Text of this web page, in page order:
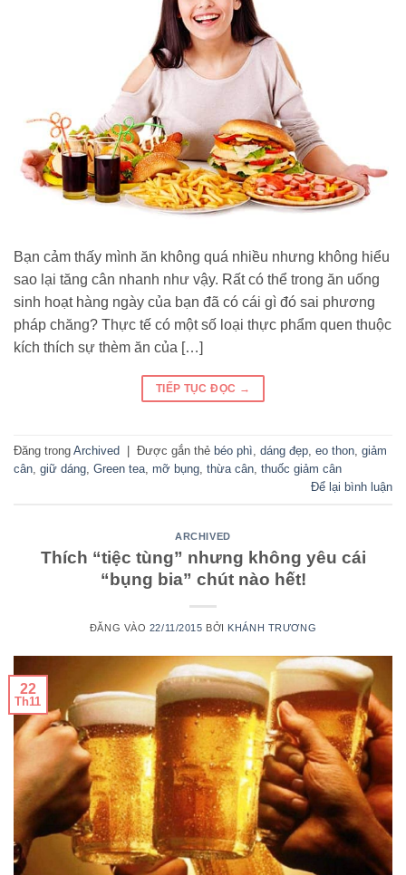
Bạn cảm thấy mình ăn không quá nhiều nhưng không hiểu
sao lại tăng cân nhanh như vậy. Rất có thể trong ăn uống
sinh hoạt hàng ngày của bạn đã có cái gì đó sai phương
pháp chăng? Thực tế có một số loại thực phẩm quen thuộc
kích thích sự thèm ăn của […]
TIẾP TỤC ĐỌC →
Đăng trong Archived | Được gắn thẻ béo phì dáng đẹp eo thon giảm
cân giữ dáng Green tea mỡ bụng thừa cân thuốc giảm cân
Để lại bình luận
ARCHIVED
Thích “tiệc tùng” nhưng không yêu cái
“bụng bia” chút nào hết!
ĐĂNG VÀO 22/11/2015 BỞI KHÁNH TRƯƠNG
22
Th11